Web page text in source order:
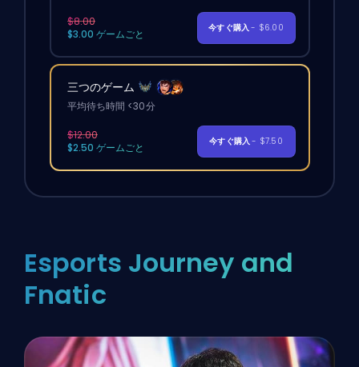
$8.00
$3.00 ゲームごと
今すぐ購入- $6.00
三つのゲーム
平均待ち時間 <30分
$12.00
$2.50 ゲームごと
今すぐ購入- $7.50
Esports Journey and
Fnatic